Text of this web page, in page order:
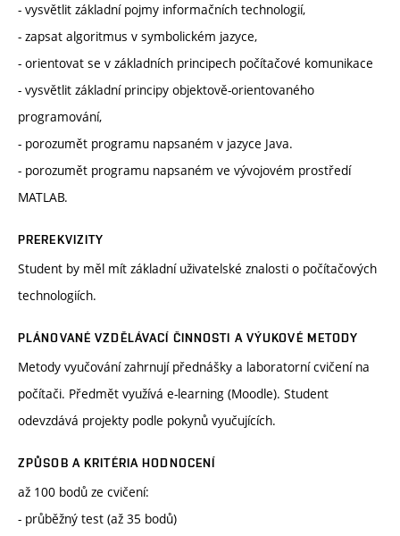
- vysvětlit základní pojmy informačních technologií,
- zapsat algoritmus v symbolickém jazyce,
- orientovat se v základních principech počítačové komunikace
- vysvětlit základní principy objektově-orientovaného
programování,
- porozumět programu napsaném v jazyce Java.
- porozumět programu napsaném ve vývojovém prostředí
MATLAB.
PREREKVIZITY
Student by měl mít základní uživatelské znalosti o počítačových
technologiích.
PLÁNOVANÉ VZDĚLÁVACÍ ČINNOSTI A VÝUKOVÉ METODY
Metody vyučování zahrnují přednášky a laboratorní cvičení na
počítači. Předmět využívá e-learning (Moodle). Student
odevzdává projekty podle pokynů vyučujících.
ZPŮSOB A KRITÉRIA HODNOCENÍ
až 100 bodů ze cvičení:
- průběžný test (až 35 bodů)